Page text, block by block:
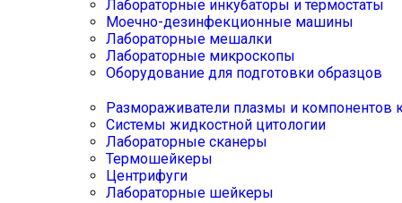
Лабораторные инкубаторы и термостаты
Моечно-дезинфекционные машины
Лабораторные мешалки
Лабораторные микроскопы
Оборудование для подготовки образцов
Размораживатели плазмы и компонентов
Системы жидкостной цитологии
Лабораторные сканеры
Термошейкеры
Центрифуги
Лабораторные шейкеры